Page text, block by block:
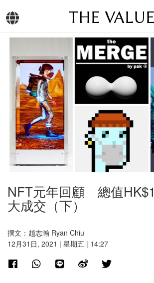
THE VALUE
NFT元年回顧 總值
大成交（下）
撰文：趙志瀚 Ryan Chiu
12月31日, 2021 | 星期五 | 14:27